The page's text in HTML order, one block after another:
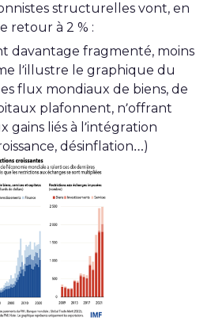
structurelles vont, en
retour à 2 % :
davantage fragmenté, moins
l’illustre le graphique du
flux mondiaux de biens, de
plafonnent, n’offrant
gains liés à l’intégration
désinflation…)